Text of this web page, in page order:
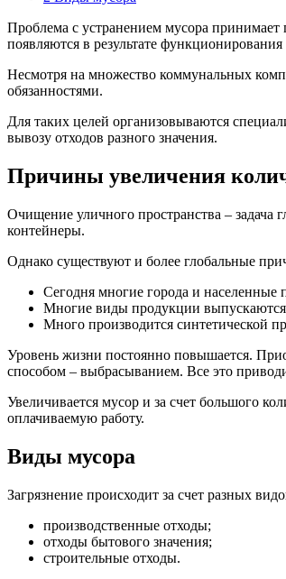
Проблема с устранением мусора принимает
появляются в результате
Несмотря на множество коммунальных
обязанностями.
Для таких целей организовываются
вывозу отходов разного значения.
Причины увеличения
Очищение уличного пространства – задача
контейнеры.
Однако существуют и более глобальные
Сегодня многие города и населенные
Многие виды продукции выпускаются
Много производится синтетической
Уровень жизни постоянно повышается.
способом – выбрасыванием. Все это
Увеличивается мусор и за счет большого
оплачиваемую работу.
Виды мусора
Загрязнение происходит за счет разных
производственные отходы;
отходы бытового значения;
строительные отходы.